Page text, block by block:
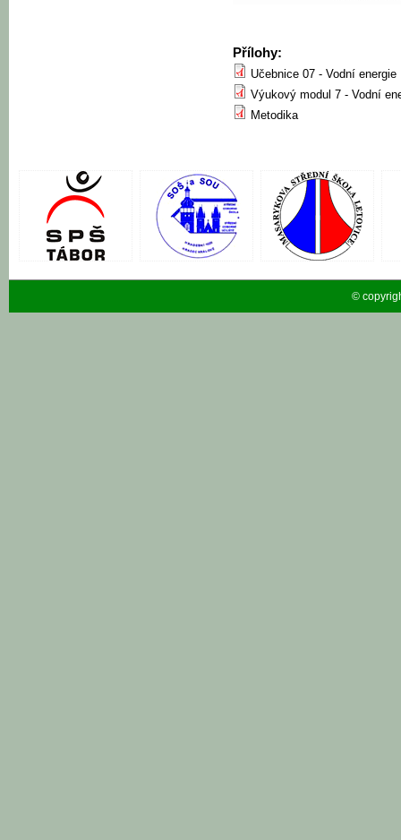
Přílohy:
Učebnice 07 - Vodní energie
Výukový modul 7 - Vodní
Metodika
©